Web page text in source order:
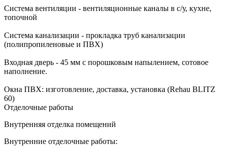
Система вентиляции - вентиляционные каналы в с/у, кухне,
топочной
Система канализации - прокладка труб канализации
(полипропиленовые и ПВХ)
Входная дверь - 45 мм с порошковым напылением, сотовое
наполнение.
Окна ПВХ: изготовление, доставка, установка (Rehau BLITZ
60)
Отделочные работы
Внутренняя отделка помещений
Внутренние отделочные работы: